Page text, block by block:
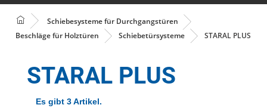
Schiebesysteme für Durchgangstüren
Beschläge für Holztüren
Schiebetürsysteme STARAL PLUS
STARAL PLUS
Es gibt 3 Artikel.